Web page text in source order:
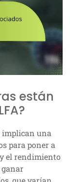
están
implican una
para poner a
el rendimiento
ganar